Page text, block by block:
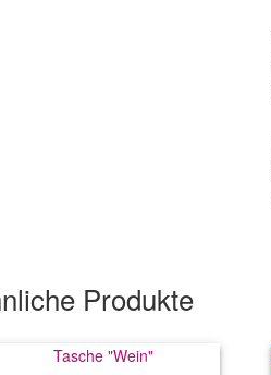
Produkte